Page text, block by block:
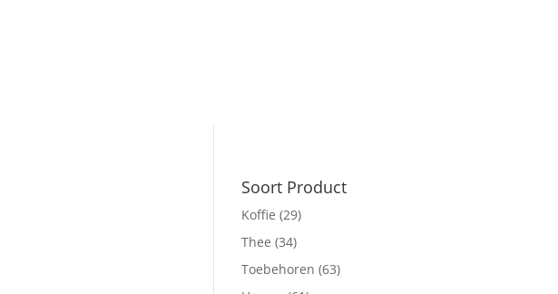
Soort Product
Koffie (29)
Thee (34)
Toebehoren (63)